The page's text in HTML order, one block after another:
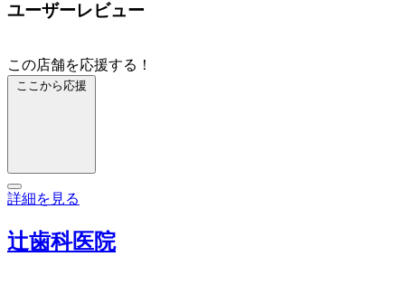
ユーザーレビュー
この店舗を応援する！
ここから応援
詳細を見る
辻歯科医院